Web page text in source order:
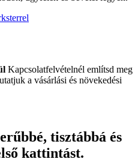
Kapcsolatfelvételnél említsd meg
a vásárlási és növekedési
tisztábbá és
kattintást.